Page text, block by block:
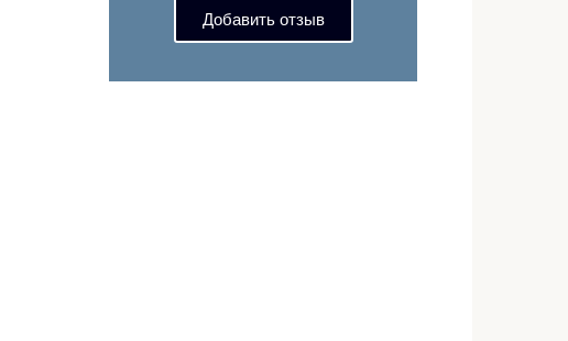
Добавить отзыв